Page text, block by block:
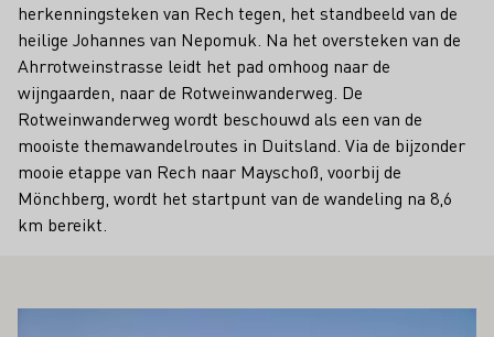
herkenningsteken van Rech tegen, het standbeeld van de
heilige Johannes van Nepomuk. Na het oversteken van de
Ahrrotweinstrasse leidt het pad omhoog naar de
wijngaarden, naar de Rotweinwanderweg. De
Rotweinwanderweg wordt beschouwd als een van de
mooiste themawandelroutes in Duitsland. Via de bijzonder
mooie etappe van Rech naar Mayschoß, voorbij de
Mönchberg, wordt het startpunt van de wandeling na 8,6
km bereikt.
INTERESSEREN